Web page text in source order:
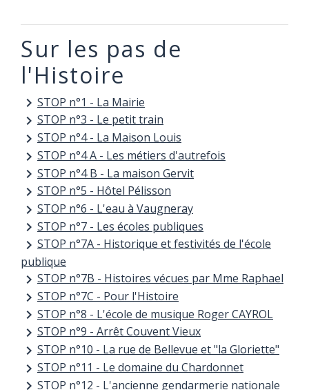
Sur les pas de
l'Histoire
keyboard_arrow_right STOP n°1 - La Mairie
keyboard_arrow_right STOP n°3 - Le petit train
keyboard_arrow_right STOP n°4 - La Maison Louis
keyboard_arrow_right STOP n°4 A - Les métiers d'autrefois
keyboard_arrow_right STOP n°4 B - La maison Gervit
keyboard_arrow_right STOP n°5 - Hôtel Pélisson
keyboard_arrow_right STOP n°6 - L'eau à Vaugneray
keyboard_arrow_right STOP n°7 - Les écoles publiques
keyboard_arrow_right STOP n°7A - Historique et festivités de l'école
publique
keyboard_arrow_right STOP n°7B - Histoires vécues par Mme Raphael
keyboard_arrow_right STOP n°7C - Pour l'Histoire
keyboard_arrow_right STOP n°8 - L'école de musique Roger CAYROL
keyboard_arrow_right STOP n°9 - Arrêt Couvent Vieux
keyboard_arrow_right STOP n°10 - La rue de Bellevue et "la Gloriette"
keyboard_arrow_right STOP n°11 - Le domaine du Chardonnet
keyboard_arrow_right STOP n°12 - L'ancienne gendarmerie nationale